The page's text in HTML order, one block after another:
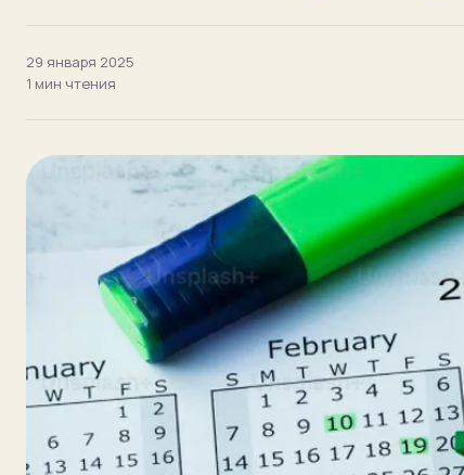
Пробный урок
бесплатно
Записаться
29 января 2025
1 мин чтения